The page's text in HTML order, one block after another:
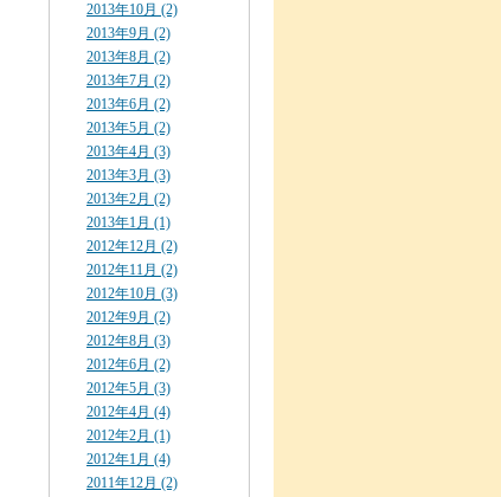
2013年10月 (2)
2013年9月 (2)
2013年8月 (2)
2013年7月 (2)
2013年6月 (2)
2013年5月 (2)
2013年4月 (3)
2013年3月 (3)
2013年2月 (2)
2013年1月 (1)
2012年12月 (2)
2012年11月 (2)
2012年10月 (3)
2012年9月 (2)
2012年8月 (3)
2012年6月 (2)
2012年5月 (3)
2012年4月 (4)
2012年2月 (1)
2012年1月 (4)
2011年12月 (2)